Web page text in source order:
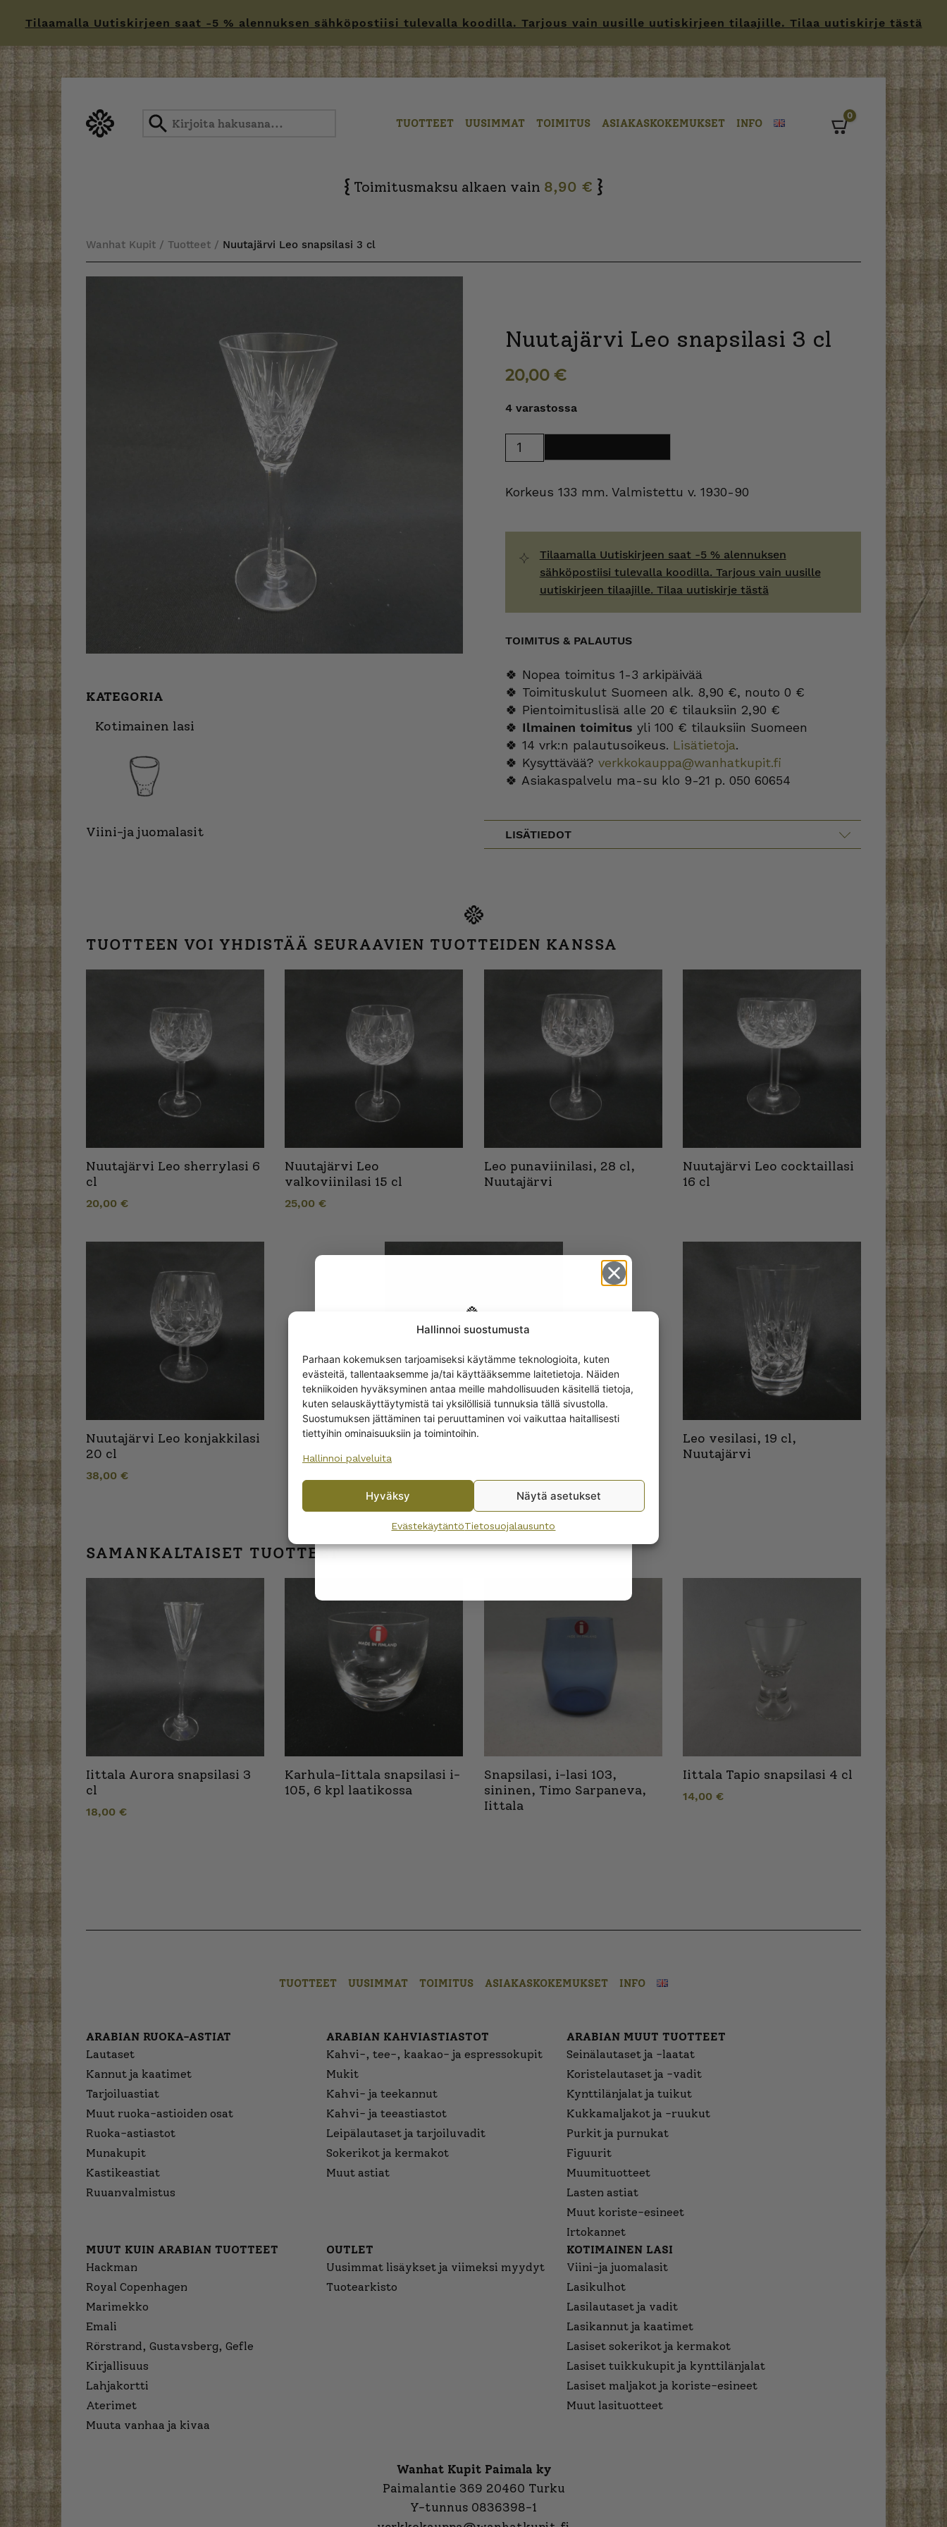
Hallinnoi suostumusta
Parhaan kokemuksen tarjoamiseksi käytämme teknologioita, kuten
evästeitä, tallentaaksemme ja/tai käyttääksemme laitetietoja. Näiden
tekniikoiden hyväksyminen antaa meille mahdollisuuden käsitellä tietoja,
kuten selauskäyttäytymistä tai yksilöllisiä tunnuksia tällä sivustolla.
Suostumuksen jättäminen tai peruuttaminen voi vaikuttaa haitallisesti
tiettyihin ominaisuuksiin ja toimintoihin.
Hallinnoi palveluita
Hyväksy Näytä asetukset
EvästekäytäntöTietosuojalausunto
Tilaamalla Uutiskirjeen saat -5 % alennuksen sähköpostiisi tulevalla koodilla. Tarjous vain uusille uutiskirjeen tilaajille. Tilaa uutiskirje tästä
to
TUOTTEET UUSIMMAT TOIMITUS ASIAKASKOKEMUKSET INFO
0
{ Toimitusmaksu alkaen vain 8,90 € }
Wanhat Kupit / Tuotteet / Nuutajärvi Leo snapsilasi 3 cl
KATEGORIA
Kotimainen lasi
Viini-ja juomalasit
Nuutajärvi Leo snapsilasi 3 cl
20,00 €
4 varastossa
määrä
Korkeus 133 mm. Valmistettu v. 1930-90
Tilaamalla Uutiskirjeen saat -5 % alennuksen
sähköpostiisi tulevalla koodilla. Tarjous vain uusille
uutiskirjeen tilaajille. Tilaa uutiskirje tästä
TOIMITUS & PALAUTUS
🍀 Nopea toimitus 1-3 arkipäivää
🍀 Toimituskulut Suomeen alk. 8,90 €, nouto 0 €
🍀 Pientoimituslisä alle 20 € tilauksiin 2,90 €
🍀 Ilmainen toimitus yli 100 € tilauksiin Suomeen
🍀 14 vrk:n palautusoikeus. Lisätietoja.
🍀 Kysyttävää? verkkokauppa@wanhatkupit.fi
🍀 Asiakaspalvelu ma-su klo 9-21 p. 050 60654
LISÄTIEDOT
TUOTTEEN VOI YHDISTÄÄ SEURAAVIEN TUOTTEIDEN KANSSA
Nuutajärvi Leo sherrylasi 6
cl
20,00 €
Nuutajärvi Leo
valkoviinilasi 15 cl
25,00€
Leo punaviinilasi, 28 cl,
Nuutajärvi
Nuutajärvi Leo cocktaillasi
16 cl
Nuutajärvi Leo konjakkilasi
20 cl
38,00 €
Nuutajärvi Leo grogilasi 37
cl
Leo vesilasi, 19 cl,
Nuutajärvi
SAMANKALTAISET TUOTTEET
Iittala Aurora snapsilasi 3
cl
18,00 €
Karhula-Iittala snapsilasi i-
105, 6 kpl laatikossa
Snapsilasi, i-lasi 103,
sininen, Timo Sarpaneva,
Iittala
Iittala Tapio snapsilasi 4 cl
14,00 €
TUOTTEET UUSIMMAT TOIMITUS ASIAKASKOKEMUKSET INFO
ARABIAN RUOKA-ASTIAT
Lautaset
Kannut ja kaatimet
Tarjoiluastiat
Muut ruoka-astioiden osat
Ruoka-astiastot
Munakupit
Kastikeastiat
Ruuanvalmistus
ARABIAN KAHVIASTIASTOT
Kahvi-, tee-, kaakao- ja espressokupit
Mukit
Kahvi- ja teekannut
Kahvi- ja teeastiastot
Leipälautaset ja tarjoiluvadit
Sokerikot ja kermakot
Muut astiat
ARABIAN MUUT TUOTTEET
Seinälautaset ja -laatat
Koristelautaset ja -vadit
Kynttilänjalat ja tuikut
Kukkamaljakot ja -ruukut
Purkit ja purnukat
Figuurit
Muumituotteet
Lasten astiat
Muut koriste-esineet
Irtokannet
MUUT KUIN ARABIAN TUOTTEET
Hackman
Royal Copenhagen
Marimekko
Emali
Rörstrand, Gustavsberg, Gefle
Kirjallisuus
Lahjakortti
Aterimet
Muuta vanhaa ja kivaa
OUTLET
Uusimmat lisäykset ja viimeksi myydyt
Tuotearkisto
KOTIMAINEN LASI
Viini-ja juomalasit
Lasikulhot
Lasilautaset ja vadit
Lasikannut ja kaatimet
Lasiset sokerikot ja kermakot
Lasiset tuikkukupit ja kynttilänjalat
Lasiset maljakot ja koriste-esineet
Muut lasituotteet
Wanhat Kupit Paimala ky
Paimalantie 369 20460 Turku
Y-tunnus 0836398-1
Get -5%
off?
Yes! I want the discount
By subscribing to the newsletter, you consent to receiving messages from
Wanhojen kuppien and confirm that you have read and accepted